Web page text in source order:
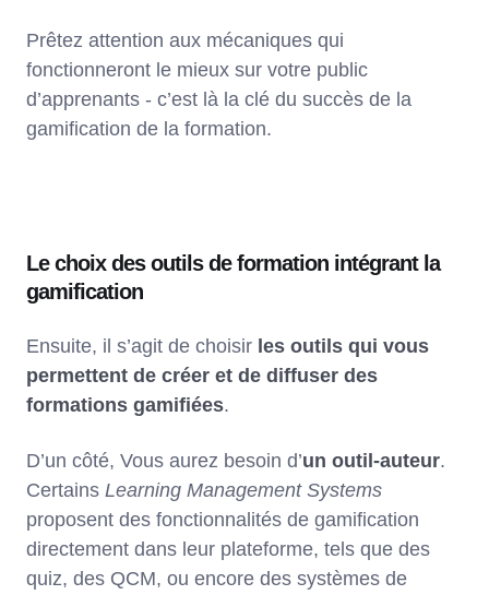
Prêtez attention aux mécaniques qui
fonctionneront le mieux sur votre public
d’apprenants - c’est là la clé du succès de la
gamification de la formation.
Le choix des outils de formation intégrant la
gamification
Ensuite, il s’agit de choisir les outils qui vous
permettent de créer et de diffuser des
formations gamifiées.
D’un côté, Vous aurez besoin d’un outil-auteur.
Certains Learning Management Systems
proposent des fonctionnalités de gamification
directement dans leur plateforme, tels que des
quiz, des QCM, ou encore des systèmes de